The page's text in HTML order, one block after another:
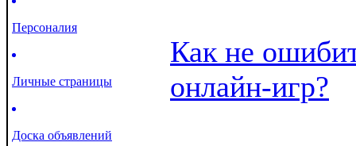
Персоналия
Личные страницы
Доска объявлений
Как не
онлайн-игр?